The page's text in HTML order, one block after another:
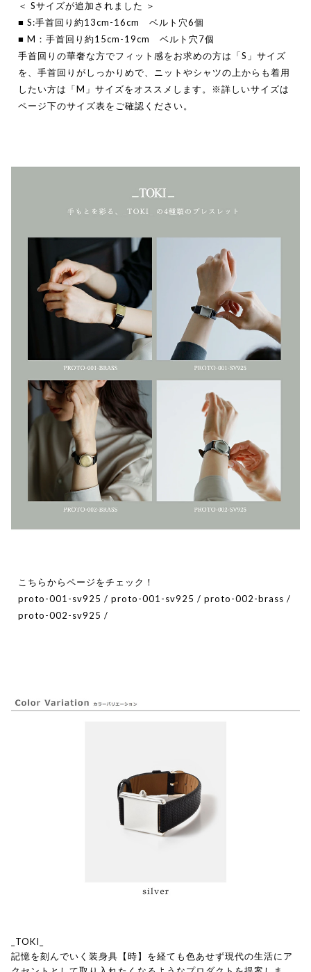
＜ Sサイズが追加されました ＞
■ S:手首回り約13cm-16cm ベルト穴6個
■ M：手首回り約15cm-19cm ベルト穴7個
手首回りの華奢な方でフィット感をお求めの方は「S」サイズ
を、手首回りがしっかりめで、ニットやシャツの上からも着用
したい方は「M」サイズをオススメします。※詳しいサイズは
ページ下のサイズ表をご確認ください。
こちらからページをチェック！
proto-001-sv925 / proto-001-sv925 / proto-002-brass /
proto-002-sv925 /
_TOKI_
記憶を刻んでいく装身具【時】を経ても色あせず現代の生活にア